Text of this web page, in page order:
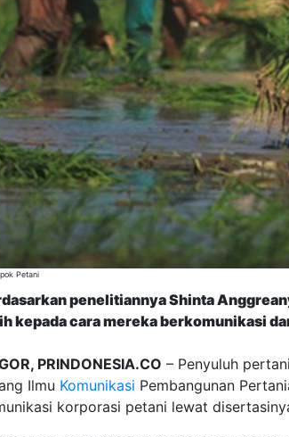
Petani
penelitiannya Shinta
kepada cara mereka berkomunikasi
PRINDONESIA.CO – Penyuluh
Ilmu Komunikasi Pembangunan
korporasi petani lewat